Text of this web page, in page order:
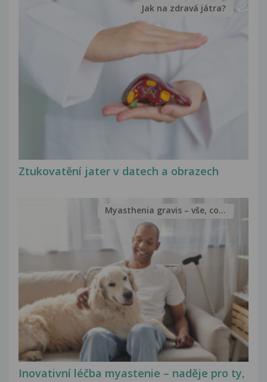
Ztukovatění jater v datech a obrazech
Jak na zdravá játra?
Inovativní léčba myastenie – naděje pro ty,
Myasthenia gravis – vše, co...